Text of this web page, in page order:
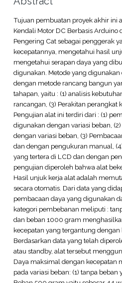
Tujuan pembuatan proyek akhir ini
Kendali Motor DC Berbasis
Pengering Cat sebagai penggerak
kecepatannya, mengetahui hasil
mengetahui serapan daya yang
digunakan. Metode yang
dengan metode rancang bangun
tahapan, yaitu : (1) analisis
rancangan, (3) Perakitan perangkat
Pengujian alat ini terdiri dari : (1)
digunakan dengan variasi beban,
dengan variasi beban, (3)
dan dengan pengukuran manual,
yang tertera di LCD dan dengan
pengujian diperoleh bahwa alat
Hasil unjuk kerja alat adalah
secara otomatis. Dari data yang
pembacaan daya yang digunakan
kategori pembebanan meliputi :
dan beban 1000 gram
kecepatan yang tergantung dengan
Berdasarkan data yang telah
atau standby, alat tersebut
Daya maksimal dengan kecepatan
pada variasi beban: (1) tanpa beban